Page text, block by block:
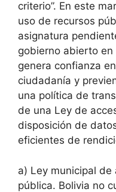
criterio”. En este
uso de recursos
asignatura
gobierno abierto en
genera confianza
ciudadanía y
una política de
de una Ley de
disposición de
eficientes de
a) Ley municipal de
pública. Bolivia no